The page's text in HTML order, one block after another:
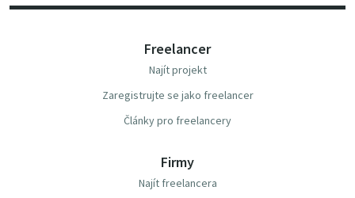
Freelancer
Najít projekt
Zaregistrujte se jako freelancer
Články pro freelancery
Firmy
Najít freelancera